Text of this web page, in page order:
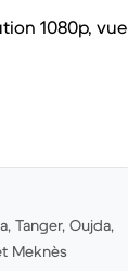
1080p, vue
Tanger, Oujda,
Meknès